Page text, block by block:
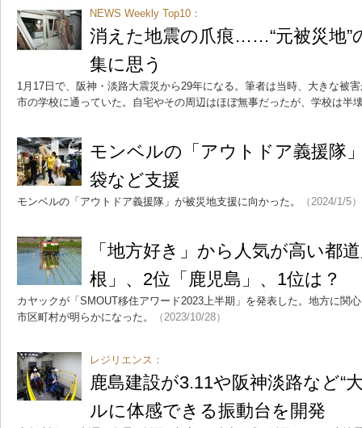
NEWS Weekly Top10：
消えた地震の爪痕……“元被災地
集に思う
1月17日で、阪神・淡路大震災から29年になる。筆者は当時、大きな被
市の学校に通っていた。自宅やその周辺はほぼ無事だったが、学校は半
モンベルの「アウトドア義援隊
袋など支援
モンベルの「アウトドア義援隊」が被災地支援に向かった。 （2024/1/5）
「地方好き」から人気が高い都
根」、2位「鹿児島」、1位は？
カヤックが「SMOUT移住アワード2023上半期」を発表した。地方に関
市区町村が明らかになった。
（2023/10/28）
レジリエンス：
鹿島建設が3.11や阪神淡路など“
ルに体感できる振動台を開発